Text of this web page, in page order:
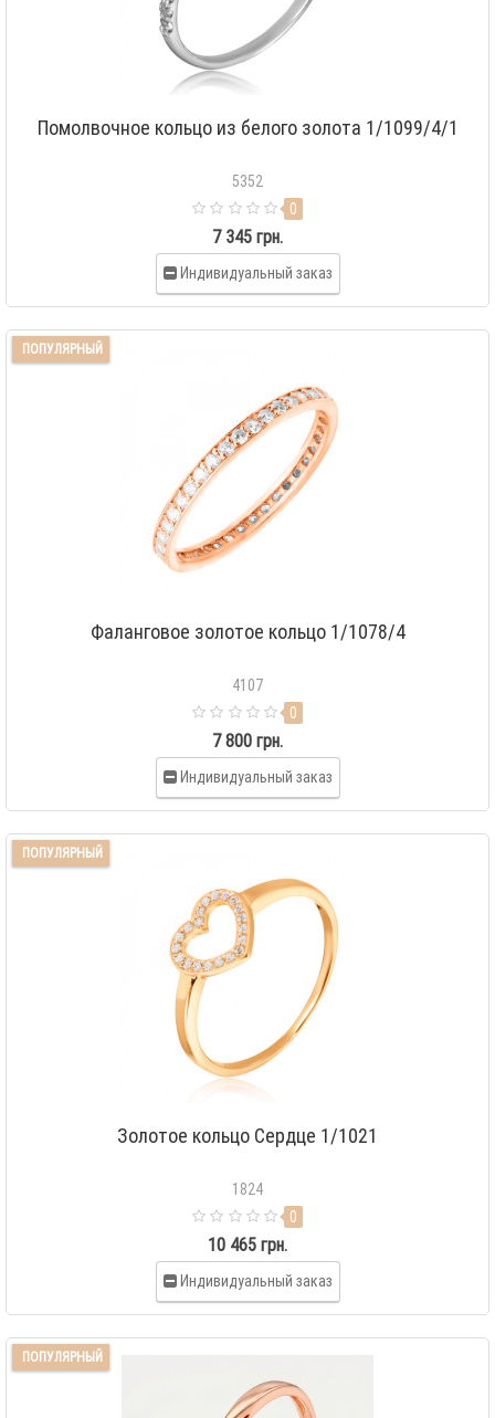
Помолвочное кольцо из белого золота 1/1099/4/1
5352
0
7 345 грн.
Индивидуальный заказ
ПОПУЛЯРНЫЙ
Фаланговое золотое кольцо 1/1078/4
4107
0
7 800 грн.
Индивидуальный заказ
ПОПУЛЯРНЫЙ
Золотое кольцо Сердце 1/1021
1824
0
10 465 грн.
Индивидуальный заказ
ПОПУЛЯРНЫЙ